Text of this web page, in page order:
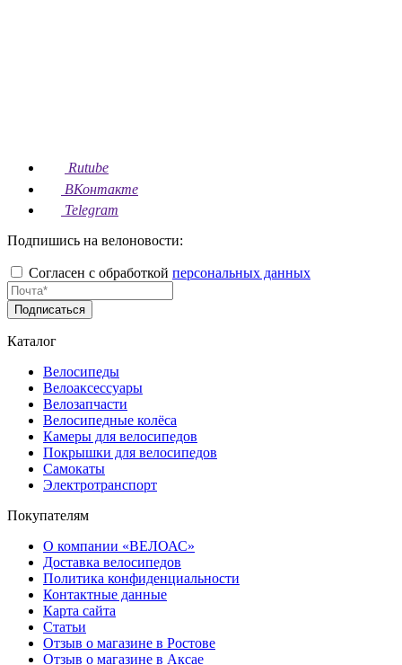
Rutube
ВКонтакте
Telegram
Подпишись на велоновости:
Согласен с обработкой персональных данных
Подписаться
Каталог
Велосипеды
Велоаксессуары
Велозапчасти
Велосипедные колёса
Камеры для велосипедов
Покрышки для велосипедов
Самокаты
Электротранспорт
Покупателям
О компании «ВЕЛОАС»
Доставка велосипедов
Политика конфиденциальности
Контактные данные
Карта сайта
Статьи
Отзыв о магазине в Ростове
Отзыв о магазине в Аксае